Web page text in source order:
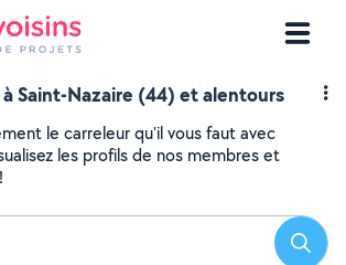
Saint-Nazaire (44) et alentours
le carreleur qu'il vous faut avec
les profils de nos membres et